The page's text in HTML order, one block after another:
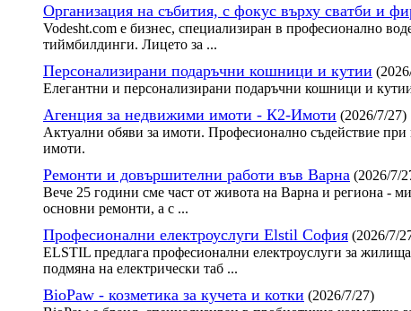
Организация на събития, с фокус върху сватби и
Vodesht.com е бизнес, специализиран в професионално
тиймбилдинги. Лицето за ...
Персонализирани подаръчни кошници и кутии
Елегантни и персонализирани подаръчни кошници и
Агенция за недвижими имоти - К2-Имоти (2026/7/27)
Актуални обяви за имоти. Професионално съдействие
имоти.
Ремонти и довършителни работи във Варна (2026/7/
Вече 25 години сме част от живота на Варна и региона -
основни ремонти, а с ...
Професионални електроуслуги Elstil София (2026/7/
ELSTIL предлага професионални електроуслуги за
подмяна на електрически таб ...
BioPaw - козметика за кучета и котки (2026/7/27)